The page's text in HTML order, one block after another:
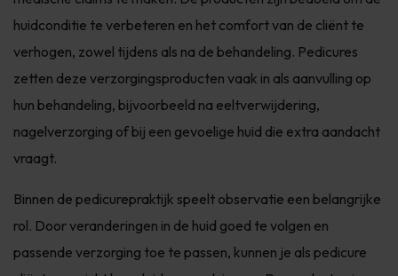
huidconditie te verbeteren en het comfort van de cliënt te
verhogen, zowel tijdens als na de behandeling. Pedicures
zetten deze verzorgingsproducten vaak in als aanvulling op
hun behandeling, bijvoorbeeld na eeltverwijdering,
nagelverzorging of bij een gevoelige huid die extra aandacht
vraagt.
Binnen de pedicurepraktijk speelt observatie een belangrijke
rol. Door veranderingen in de huid goed te volgen en
passende verzorging toe te passen, kunnen je als pedicure